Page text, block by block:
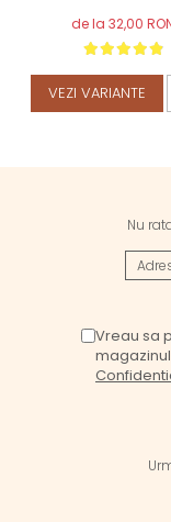
de la 32,00
VEZI VARIANTE
Nu
Vreau sa